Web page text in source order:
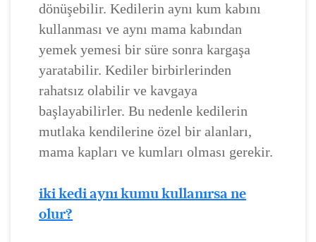
dönüşebilir. Kedilerin aynı kum kabını
kullanması ve aynı mama kabından
yemek yemesi bir süre sonra kargaşa
yaratabilir. Kediler birbirlerinden
rahatsız olabilir ve kavgaya
başlayabilirler. Bu nedenle kedilerin
mutlaka kendilerine özel bir alanları,
mama kapları ve kumları olması gerekir.
iki kedi aynı kumu kullanırsa ne
olur?